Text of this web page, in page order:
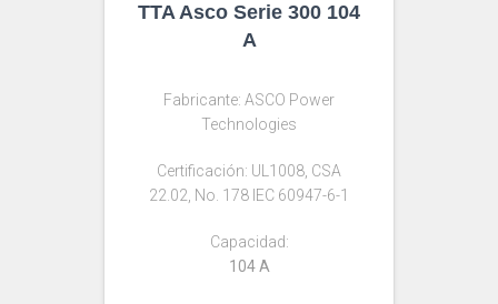
TTA Asco Serie 300 104
A
Fabricante: ASCO Power
Technologies
Certificación: UL1008, CSA
22.02, No. 178 IEC 60947-6-1
Capacidad:
104 A